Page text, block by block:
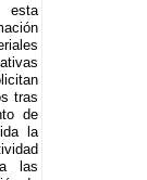
esta
tras
de
la
las